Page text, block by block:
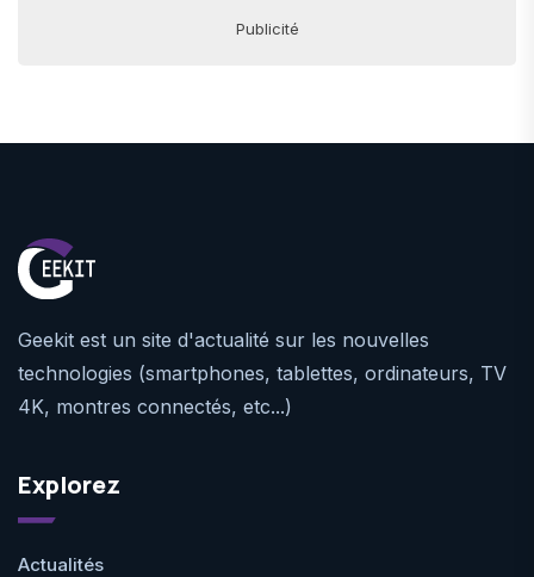
Publicité
Geekit est un site d'actualité sur les nouvelles
technologies (smartphones, tablettes, ordinateurs, TV
4K, montres connectés, etc...)
Explorez
Actualités